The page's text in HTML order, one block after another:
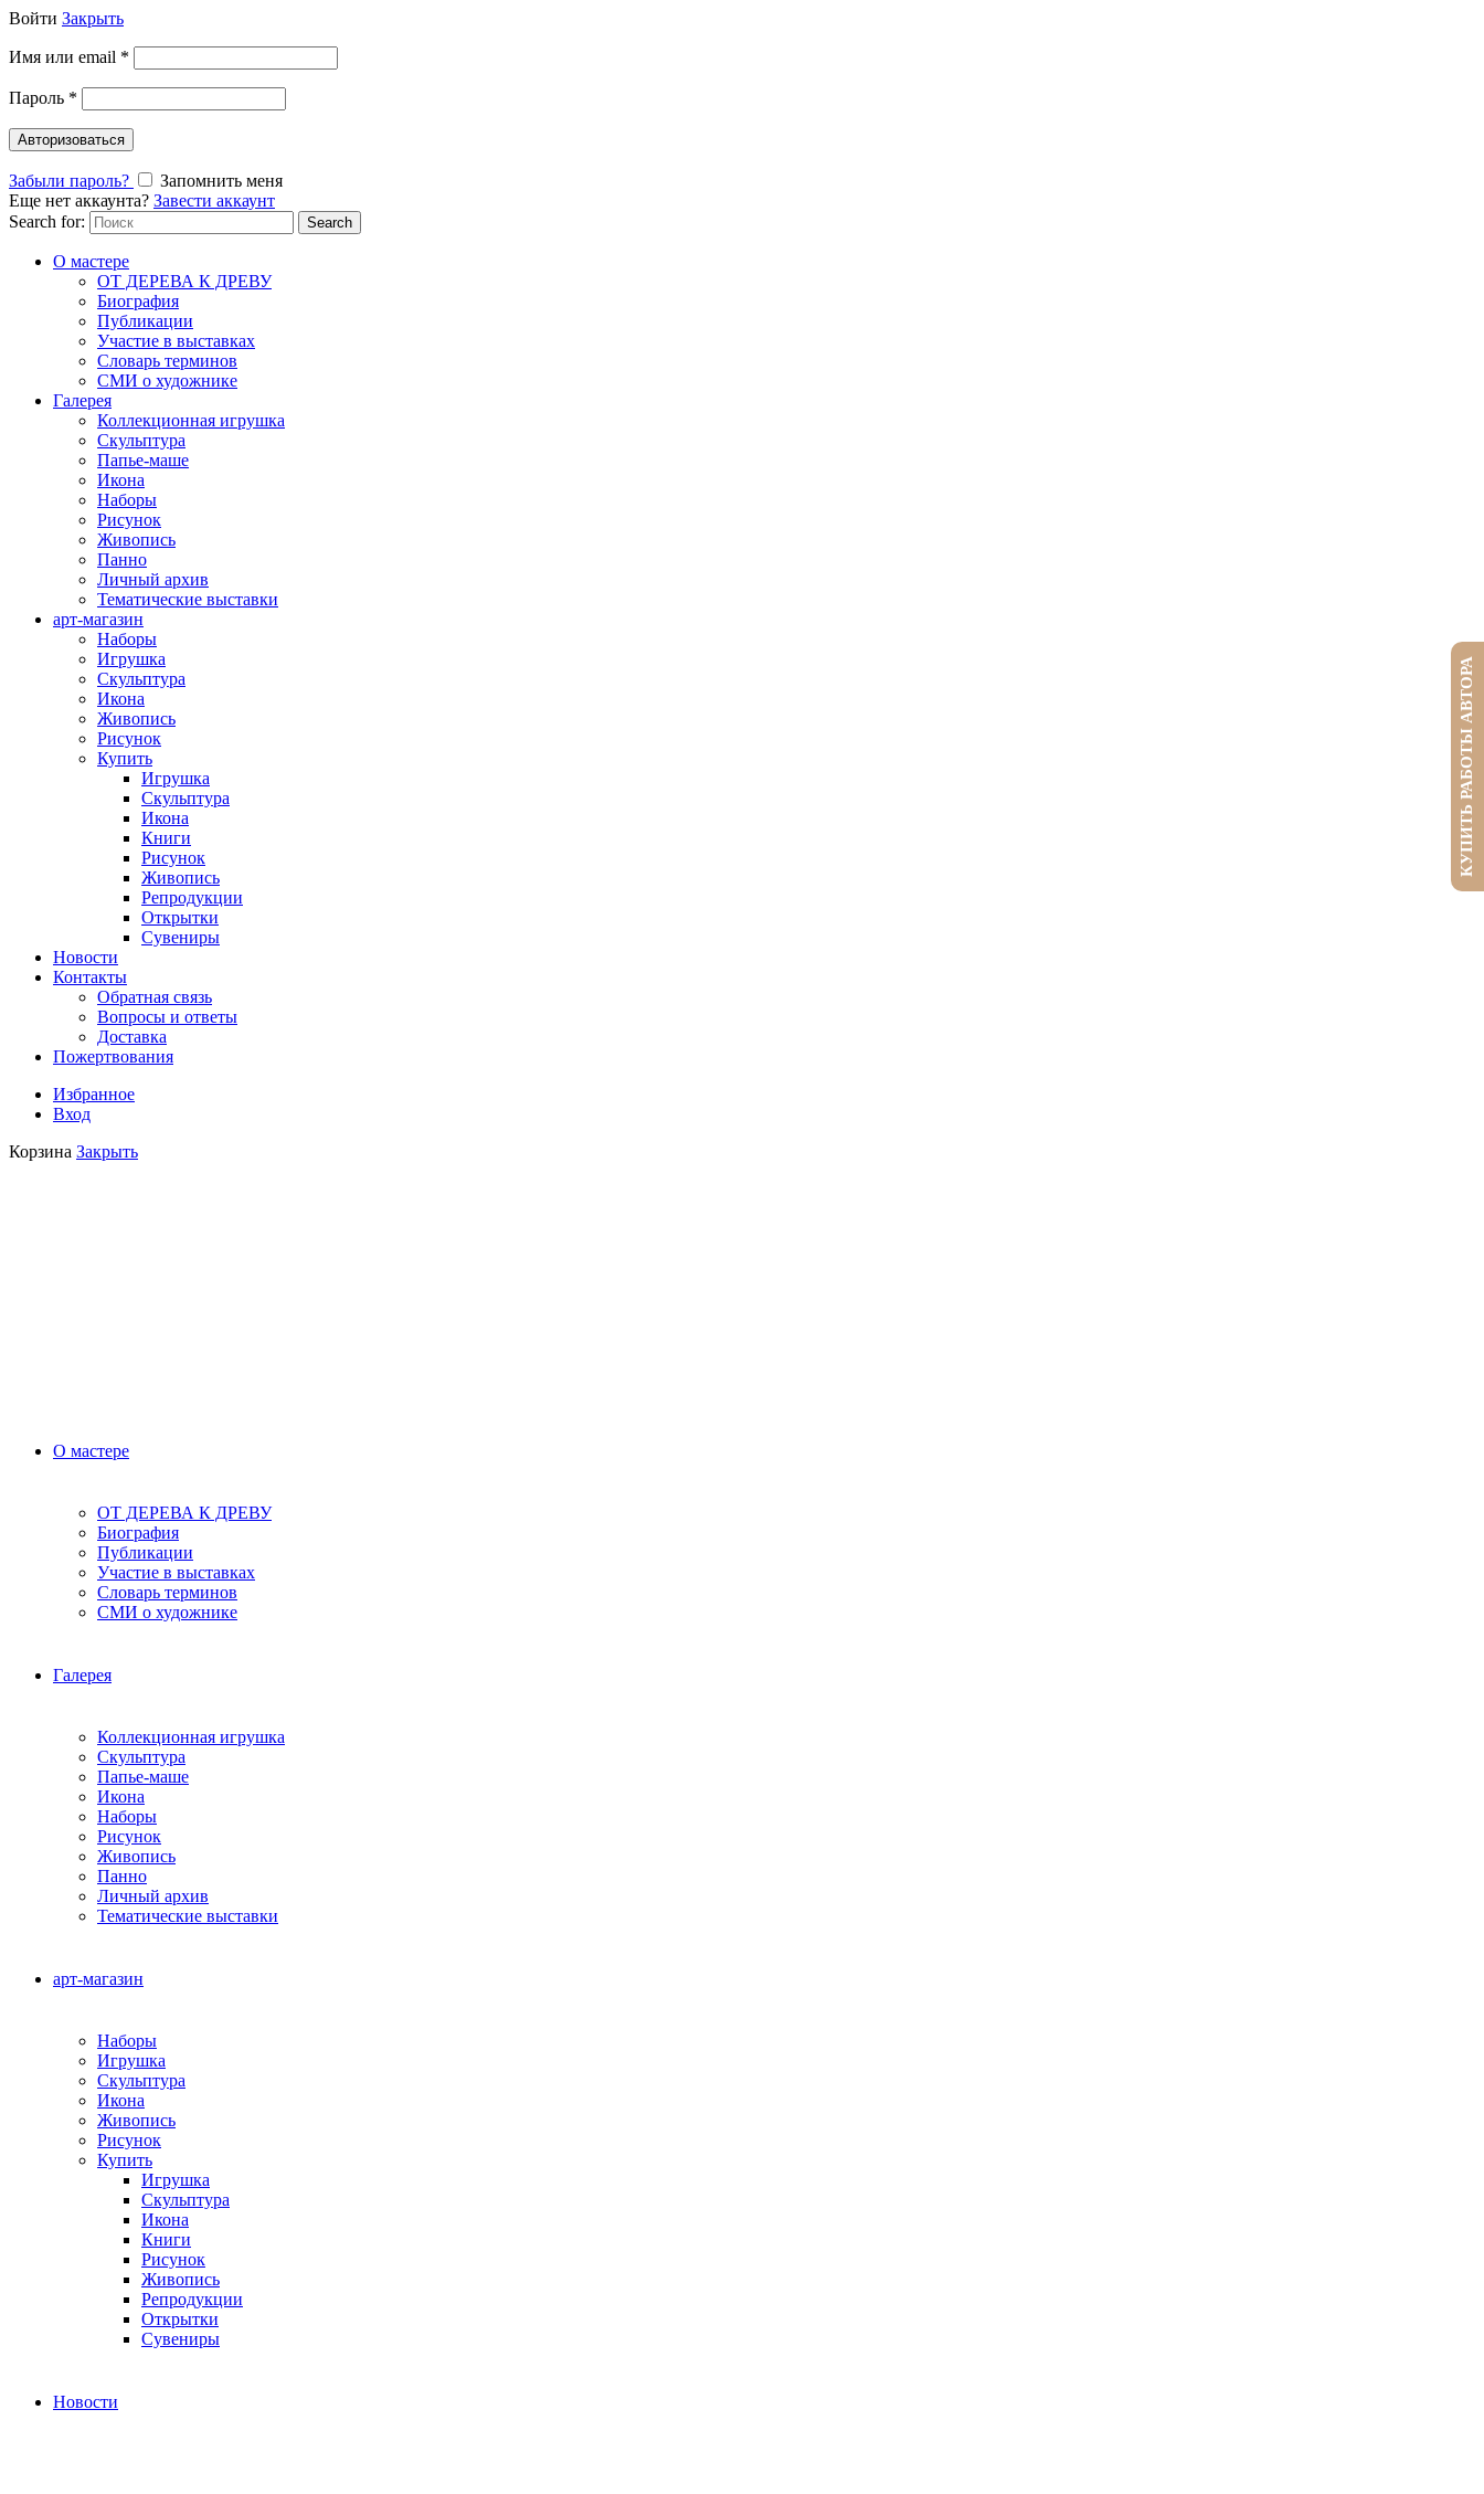
Войти Закрыть
Имя или email *
Пароль *
Авторизоваться
Забыли пароль?
Запомнить меня
Еще нет аккаунта? Завести аккаунт
Search for:
Search
О мастере
ОТ ДЕРЕВА К ДРЕВУ
Биография
Публикации
Участие в выставках
Словарь терминов
СМИ о художнике
Галерея
Коллекционная игрушка
Скульптура
Папье-маше
Икона
Наборы
Рисунок
Живопись
Панно
Личный архив
Тематические выставки
арт-магазин
Наборы
Игрушка
Скульптура
Икона
Живопись
Рисунок
Купить
Игрушка
Скульптура
Икона
Книги
Рисунок
Живопись
Репродукции
Открытки
Сувениры
Новости
Контакты
Обратная связь
Вопросы и ответы
Доставка
Пожертвования
Избранное
Вход
Корзина Закрыть
О мастере
ОТ ДЕРЕВА К ДРЕВУ
Биография
Публикации
Участие в выставках
Словарь терминов
СМИ о художнике
Галерея
Коллекционная игрушка
Скульптура
Папье-маше
Икона
Наборы
Рисунок
Живопись
Панно
Личный архив
Тематические выставки
арт-магазин
Наборы
Игрушка
Скульптура
Икона
Живопись
Рисунок
Купить
Игрушка
Скульптура
Икона
Книги
Рисунок
Живопись
Репродукции
Открытки
Сувениры
Новости
КУПИТЬ РАБОТЫ АВТОРА